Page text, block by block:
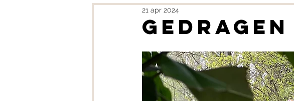
21 apr 2024